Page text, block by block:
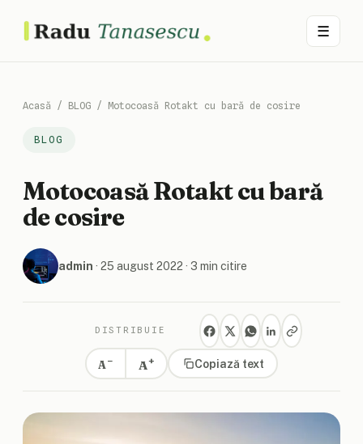
☰
Acasă / BLOG / Motocoasă Rotakt cu bară de cosire
BLOG
Motocoasă Rotakt cu bară
de cosire
admin · 25 august 2022 · 3 min citire
DISTRIBUIE
A − A+ Copiază text